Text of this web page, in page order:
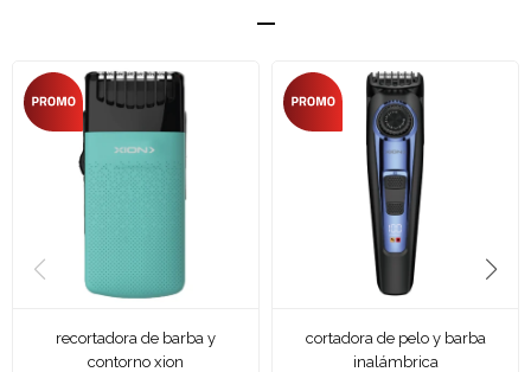
recortadora de barba y
contorno xion
cortadora de pelo y barba
inalámbrica